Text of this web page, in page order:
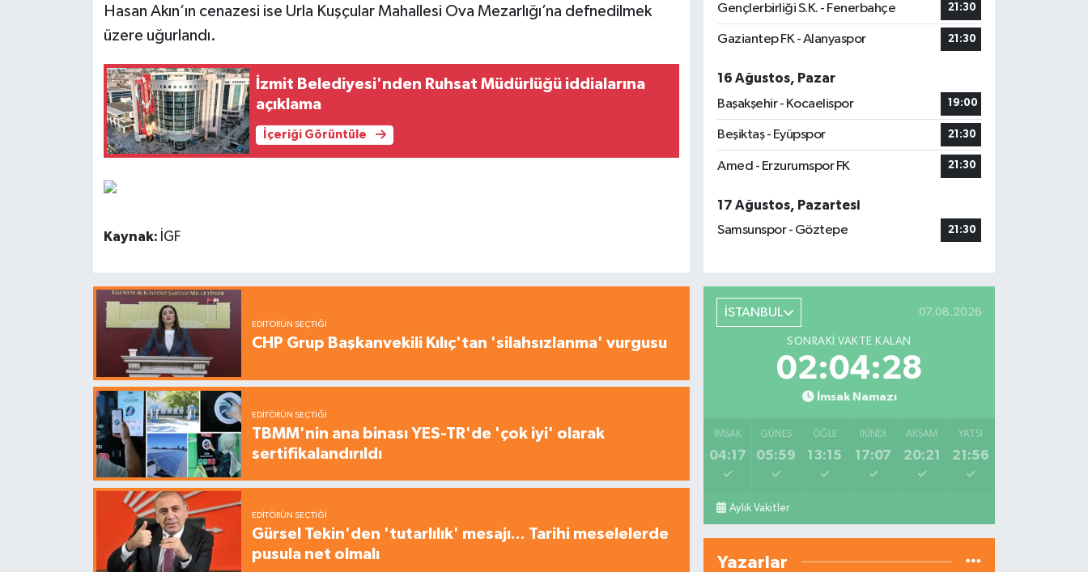
Hasan Akın’ın cenazesi ise Urla Kuşçular Mahallesi Ova Mezarlığı’na defnedilmek
üzere uğurlandı.
İzmit Belediyesi'nden Ruhsat Müdürlüğü iddialarına
açıklama
İçeriği Görüntüle
Kaynak: İGF
EDITÖRÜN SEÇTIĞI
CHP Grup Başkanvekili Kılıç'tan 'silahsızlanma' vurgusu
EDITÖRÜN SEÇTIĞI
TBMM'nin ana binası YES-TR'de 'çok iyi' olarak
sertifikalandırıldı
EDITÖRÜN SEÇTIĞI
Gürsel Tekin'den 'tutarlılık' mesajı... Tarihi meselelerde
pusula net olmalı
Gençlerbirliği S.K. - Fenerbahçe 21:30
Gaziantep FK - Alanyaspor 21:30
16 Ağustos, Pazar
Başakşehir - Kocaelispor
19:00
Beşiktaş - Eyüpspor 21:30
Amed - Erzurumspor FK 21:30
17 Ağustos, Pazartesi
Samsunspor - Göztepe
21:30
İSTANBUL 07.08.2026
SONRAKI VAKTE KALAN
02:04:27
İmsak Namazı
İMSAK
04:17
GÜNEŞ
05:59
ÖĞLE
13:15
İKINDI
17:07
AKŞAM
20:21
YATSI
21:56
Aylık Vakitler
Yazarlar